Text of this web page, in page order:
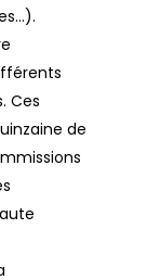
Ces
de